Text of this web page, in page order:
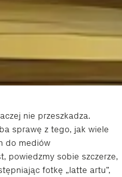
nie przeszkadza.
sprawę z tego, jak wiele
do mediów
powiedzmy sobie szczerze,
fotkę „latte artu”,